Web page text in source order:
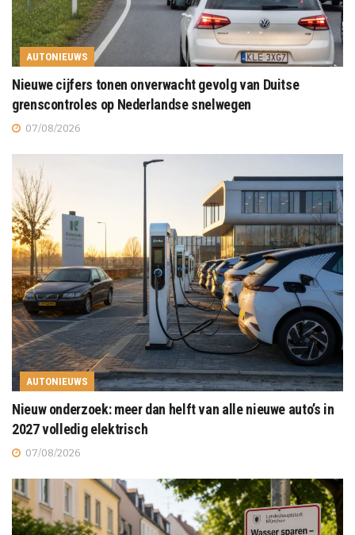
AUTONIEUWS
Nieuwe cijfers tonen onverwacht gevolg van Duitse
grenscontroles op Nederlandse snelwegen
07/08/2026
AUTONIEUWS
Nieuw onderzoek: meer dan helft van alle nieuwe auto’s in
2027 volledig elektrisch
07/08/2026